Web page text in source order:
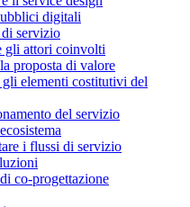
digitali
servizio
gli attori coinvolti
proposta di valore
elementi costitutivi del
del servizio
i flussi di servizio
co-progettazione